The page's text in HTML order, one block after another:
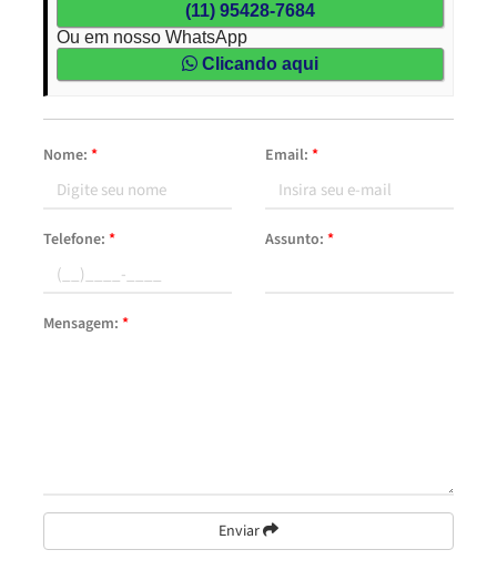
(11) 95428-7684
Ou em nosso WhatsApp
Clicando aqui
Nome: * Email: *
Telefone: * Assunto: *
Mensagem: *
Enviar